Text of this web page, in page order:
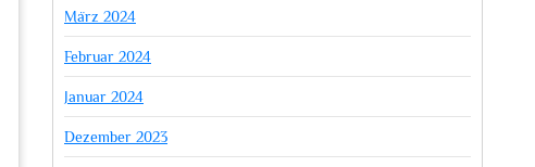
März 2024
Februar 2024
Januar 2024
Dezember 2023